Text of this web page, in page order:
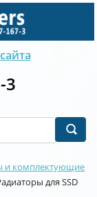
3
и комплектующие
для SSD